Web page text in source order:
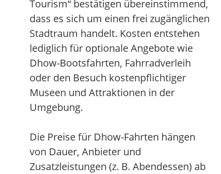
Tourism“ bestätigen übereinstimmend,
dass es sich um einen frei zugänglichen
Stadtraum handelt. Kosten entstehen
lediglich für optionale Angebote wie
Dhow-Bootsfahrten, Fahrradverleih
oder den Besuch kostenpflichtiger
Museen und Attraktionen in der
Umgebung.
Die Preise für Dhow-Fahrten hängen
von Dauer, Anbieter und
Zusatzleistungen (z. B. Abendessen) ab